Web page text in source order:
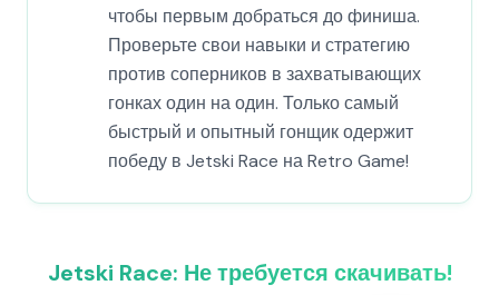
чтобы первым добраться до финиша.
Проверьте свои навыки и стратегию
против соперников в захватывающих
гонках один на один. Только самый
быстрый и опытный гонщик одержит
победу в Jetski Race на Retro Game!
Jetski Race: Не требуется скачивать!